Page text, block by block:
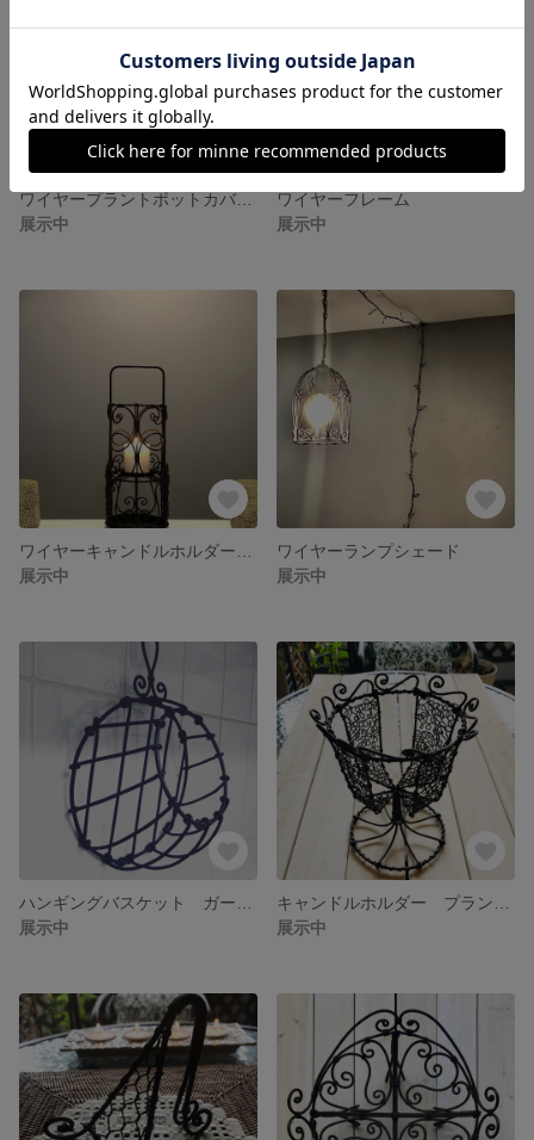
展示中
ワイヤーフレーム
展示中
展示中
ワイヤーランプシェード
展示中
展示中
展示中